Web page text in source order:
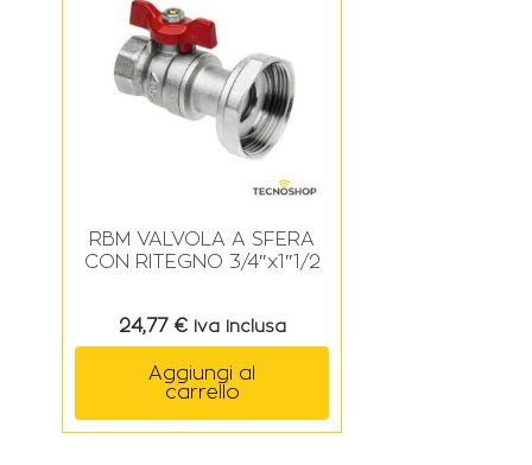
RBM VALVOLA A SFERA
CON RITEGNO 3/4″x1″1/2
24,77 € Iva Inclusa
Aggiungi al
carrello